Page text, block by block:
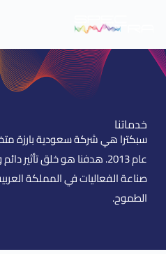
خدماتنا
سبكترا هي شركة سعودية بارزة
عام 2013. هدفنا هو خلق
صناعة الفعاليات في المملكة
الطموح.